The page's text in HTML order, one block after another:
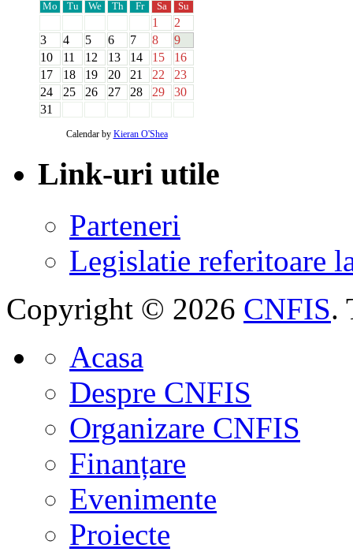
Mo Tu We Th Fr Sa Su
1
2
3
4 5 6 7 8
9
10
11 12 13 14 15
16
17
18 19 20 21 22
23
24
25 26 27 28 29
30
31
Calendar by Kieran O'Shea
Link-uri utile
Parteneri
Legislatie referitoare
Copyright © 2026 CNFIS.
Acasa
Despre CNFIS
Organizare CNFIS
Finanțare
Evenimente
Proiecte